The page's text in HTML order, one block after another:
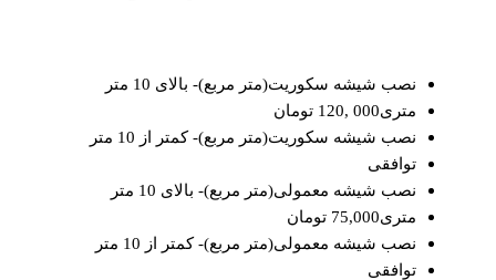
نصب شیشه سکوریت(متر مربع)- بالای 10 متر
متری000 ,120 تومان
نصب شیشه سکوریت(متر مربع)- کمتر از 10 متر
توافقی
نصب شیشه معمولی(متر مربع)- بالای 10 متر
متری75,000 تومان
نصب شیشه معمولی(متر مربع)- کمتر از 10 متر
توافقی